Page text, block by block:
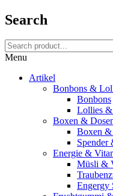
Search
Menu
Artikel
Bonbons &
Bonbons
Lollies
Boxen &
Boxen &
Spender
Energie &
Müsli &
Engergy